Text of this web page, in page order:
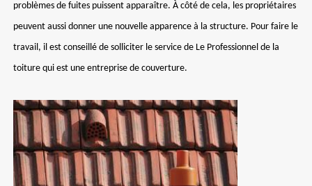
problèmes de fuites puissent apparaître. À côté de cela, les propriétaires
peuvent aussi donner une nouvelle apparence à la structure. Pour faire le
travail, il est conseillé de solliciter le service de Le Professionnel de la
toiture qui est une entreprise de couverture.